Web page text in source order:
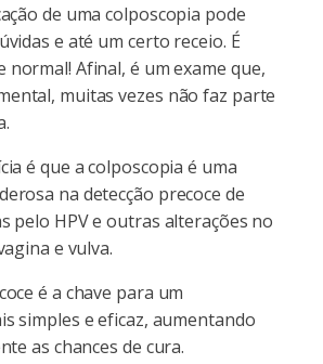
de uma colposcopia pode
e até um certo receio. É
normal! Afinal, é um exame que,
muitas vezes não faz parte
é que a colposcopia é uma
na detecção precoce de
pelo HPV e outras alterações no
e vulva.
é a chave para um
simples e eficaz, aumentando
as chances de cura.